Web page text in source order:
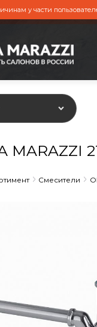
у части
MARAZZI
Смесители